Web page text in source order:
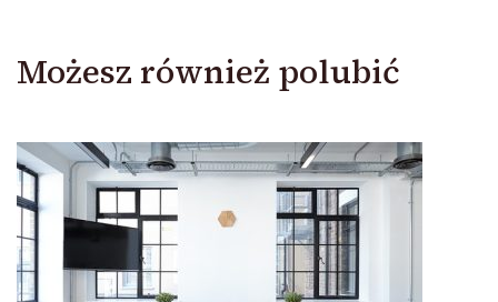
Możesz również polubić